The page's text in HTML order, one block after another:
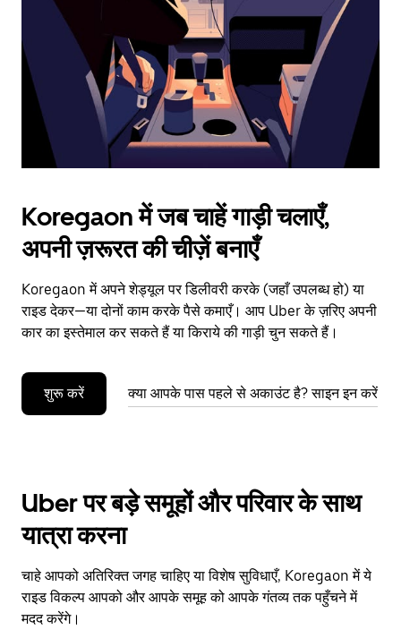
the
calendar.
Koregaon में जब चाहें गाड़ी चलाएँ,
अपनी ज़रूरत की चीज़ें बनाएँ
Koregaon में अपने शेड्यूल पर डिलीवरी करके (जहाँ उपलब्ध हो) या
राइड देकर—या दोनों काम करके पैसे कमाएँ। आप Uber के ज़रिए अपनी
कार का इस्तेमाल कर सकते हैं या किराये की गाड़ी चुन सकते हैं।
शुरू करें क्या आपके पास पहले से अकाउंट है? साइन इन करें
Uber पर बड़े समूहों और परिवार के साथ
यात्रा करना
चाहे आपको अतिरिक्त जगह चाहिए या विशेष सुविधाएँ, Koregaon में ये
राइड विकल्प आपको और आपके समूह को आपके गंतव्य तक पहुँचने में
मदद करेंगे।